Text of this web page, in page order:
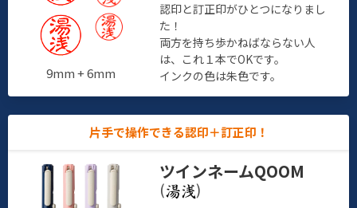
9mm + 6mm
認印と訂正印がひとつになりまし
た！
両方を持ち歩かねばならない人
は、これ１本でOKです。
インクの色は朱色です。
片手で操作できる認印＋訂正印！
ツインネームQOOM
(
)